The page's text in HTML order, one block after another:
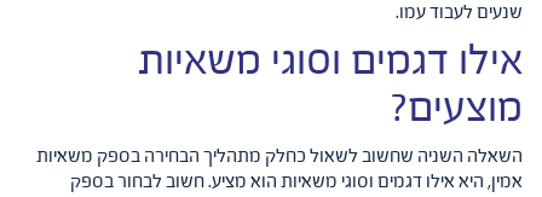
שנעים לעבוד עמו.
אילו דגמים וסוגי משאיות
מוצעים?
השאלה השניה שחשוב לשאול כחלק מתהליך הבחירה בספק משאיות
אמין, היא אילו דגמים וסוגי משאיות הוא מציע. חשוב לבחור בספק